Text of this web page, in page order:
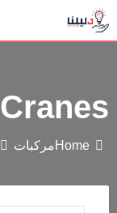
Cranes
Homeمركبات